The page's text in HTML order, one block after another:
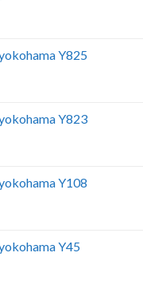
Y825
Y823
Y108
Y45